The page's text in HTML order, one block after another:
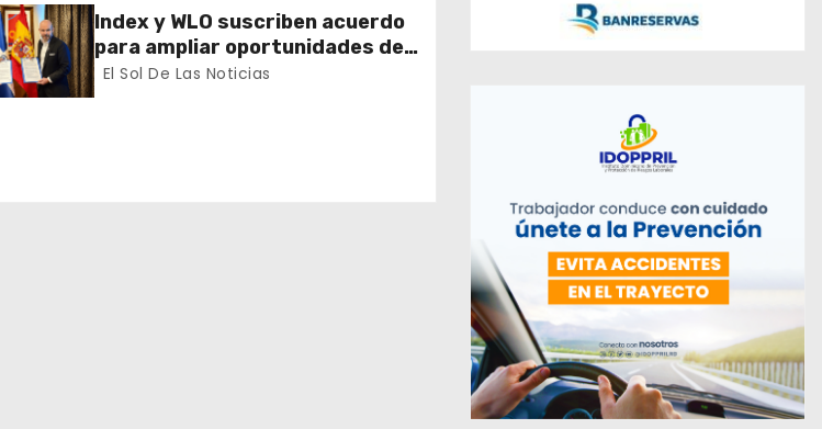
Index y WLO suscriben acuerdo
para ampliar oportunidades de
formación de dominicanos en el
El Sol De Las Noticias